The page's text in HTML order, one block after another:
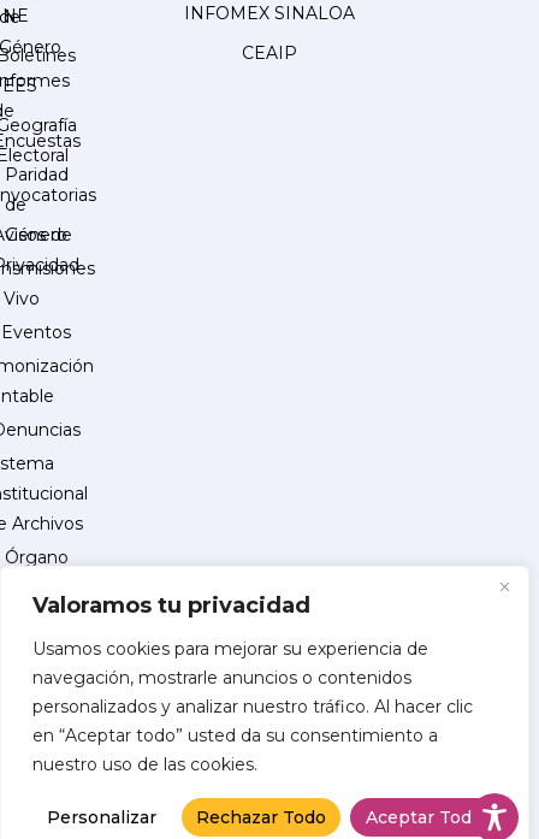
Valoramos tu privacidad
Usamos cookies para mejorar su experiencia de
navegación, mostrarle anuncios o contenidos
personalizados y analizar nuestro tráfico. Al hacer clic
en “Aceptar todo” usted da su consentimiento a
nuestro uso de las cookies.
Personalizar Rechazar Todo Aceptar Todo
de
de
Género
Paridad
de
Género
Eventos
Archivos
Órgano
Control
INSCRIPCIÓN
PROVEEDORES
INFOMEX SINALOA
CEAIP